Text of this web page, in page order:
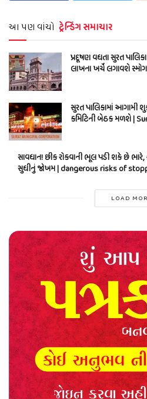
આ પણ વાંચો ટ્રેન્ડિંગ સમાચાર
પ્રદૂષણ વધતા સુરત
લાખના ખર્ચે લગાવશે
સુરત પાલિકામાં આગામી
કમિટિની બેઠક મળશે |
સાવધાન! છીંક રોકવાની ભૂલ પડી શકે છે ભારે,
સુધીનું જોખમ | dangerous risks of
LOAD